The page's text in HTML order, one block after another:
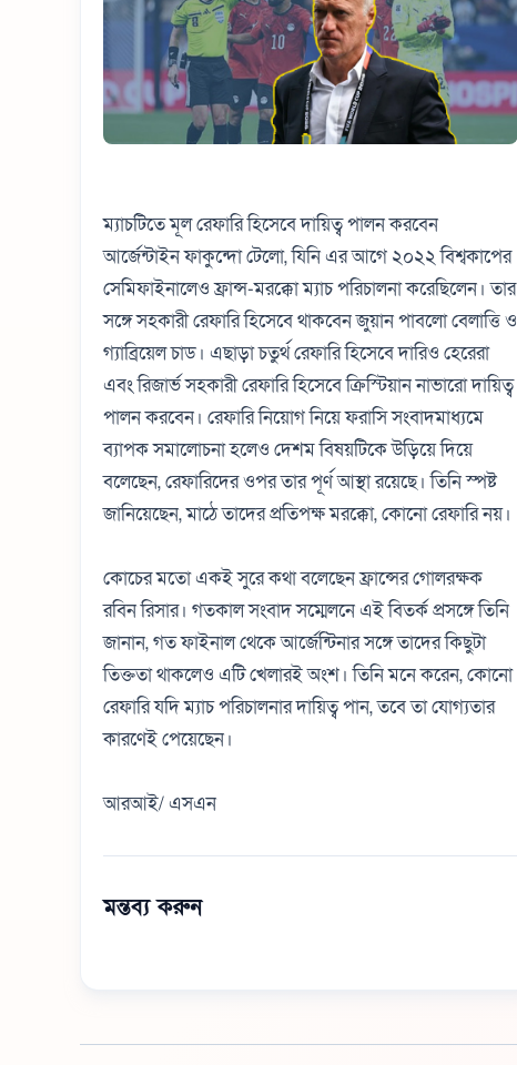
ম্যাচটিতে মূল রেফারি হিসেবে দায়িত্ব পালন করবেন
আর্জেন্টাইন ফাকুন্দো টেলো, যিনি এর আগে ২০২২ বিশ্বকাপের
সেমিফাইনালেও ফ্রান্স-মরক্কো ম্যাচ পরিচালনা করেছিলেন। তার
সঙ্গে সহকারী রেফারি হিসেবে থাকবেন জুয়ান পাবলো বেলাত্তি ও
গ্যাব্রিয়েল চাড। এছাড়া চতুর্থ রেফারি হিসেবে দারিও হেরেরা
এবং রিজার্ভ সহকারী রেফারি হিসেবে ক্রিস্টিয়ান নাভারো দায়িত্ব
পালন করবেন। রেফারি নিয়োগ নিয়ে ফরাসি সংবাদমাধ্যমে
ব্যাপক সমালোচনা হলেও দেশম বিষয়টিকে উড়িয়ে দিয়ে
বলেছেন, রেফারিদের ওপর তার পূর্ণ আস্থা রয়েছে। তিনি স্পষ্ট
জানিয়েছেন, মাঠে তাদের প্রতিপক্ষ মরক্কো, কোনো রেফারি নয়।
কোচের মতো একই সুরে কথা বলেছেন ফ্রান্সের গোলরক্ষক
রবিন রিসার। গতকাল সংবাদ সম্মেলনে এই বিতর্ক প্রসঙ্গে তিনি
জানান, গত ফাইনাল থেকে আর্জেন্টিনার সঙ্গে তাদের কিছুটা
তিক্ততা থাকলেও এটি খেলারই অংশ। তিনি মনে করেন, কোনো
রেফারি যদি ম্যাচ পরিচালনার দায়িত্ব পান, তবে তা যোগ্যতার
কারণেই পেয়েছেন।
আরআই/ এসএন
মন্তব্য করুন